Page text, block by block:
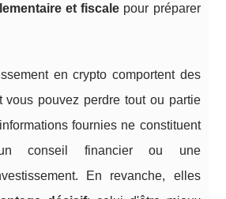
et fiscale pour préparer
en crypto comportent des
vous pouvez perdre tout ou partie
fournies ne constituent
conseil financier ou une
En revanche, elles